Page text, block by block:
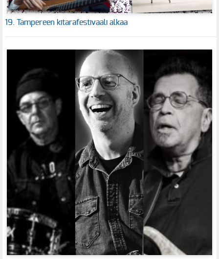
19. Tampereen kitarafestivaali alkaa